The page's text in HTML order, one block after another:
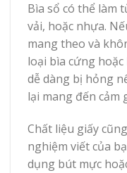
Bìa sổ có thể làm
vải, hoặc nhựa.
mang theo và
loại bìa cứng hoặc
dễ dàng bị hỏng
lại mang đến cảm
Chất liệu giấy
nghiệm viết của
dụng bút mực